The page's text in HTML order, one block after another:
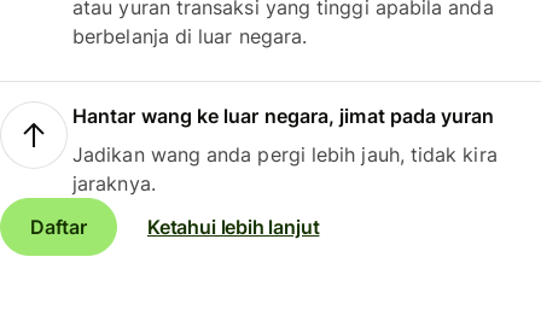
atau yuran transaksi yang tinggi apabila anda
berbelanja di luar negara.
Hantar wang ke luar negara, jimat pada yuran
Jadikan wang anda pergi lebih jauh, tidak kira
jaraknya.
Daftar
Ketahui lebih lanjut